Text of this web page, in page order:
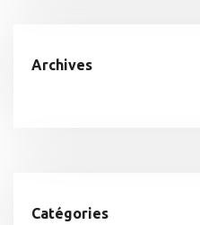
Archives
Catégories